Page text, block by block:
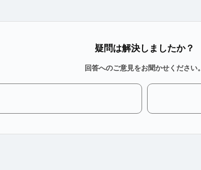
疑問は解決しましたか？
回答へのご意見をお聞かせください。